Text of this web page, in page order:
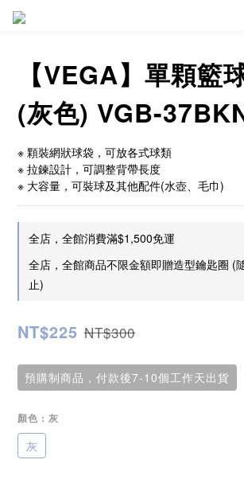
【VEGA】單顆籃
(灰色) VGB-
※ 顆裝網狀球袋，可放各式球類
※ 拉鍊設計，可調整背帶長度
※ 大容量，可裝球及其他配件(水壺、毛巾)
全店，全館消費滿$1,500免運
全店，全館商品不限金額即贈造型鑰匙圈 (
止)
NT$225 NT$300
預購制商品，付款後7-10個工作天出貨
顏色 : 灰
灰